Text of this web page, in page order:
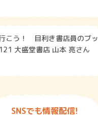
こう！ 目利き書店員のブッ
大盛堂書店 山本 亮さん
SNSでも情報配信!